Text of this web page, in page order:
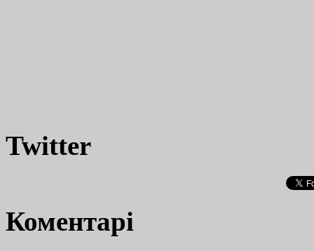
Twitter
Коментарі